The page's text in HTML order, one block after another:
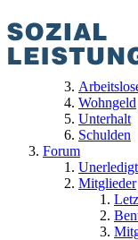
Wohngeld
Unterhalt
Schulden
Forum
Mitglieder